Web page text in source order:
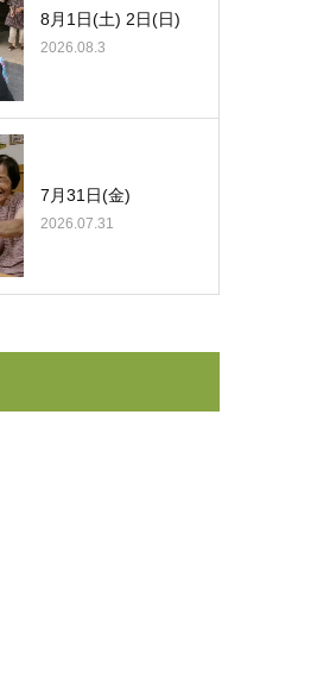
8月1日(土) 2日(日)
2026.08.3
7月31日(金)
2026.07.31